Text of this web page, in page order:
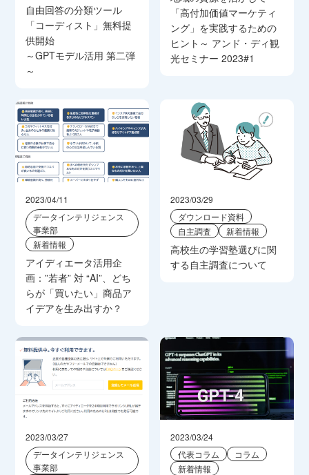
自由回答の分類ツール
「コーディスト」無料提
供開始
～GPTモデル活用 第二弾
～
「高付加価値マーケティ
ング」を実践するための
ヒント～ アンド・ディ観
光セミナー 2023#1
2023/04/11
データインテリジェンス
事業部
新着情報
アイディエータ活用企
画：”若者” 対 “AI”、どち
らが「買いたい」商品ア
イデアを生み出すか？
2023/03/29
ダウンロード資料
自主調査
新着情報
高校生の学習塾選びに関
する自主調査について
2023/03/27
データインテリジェンス
事業部
2023/03/24
代表コラム
コラム
新着情報